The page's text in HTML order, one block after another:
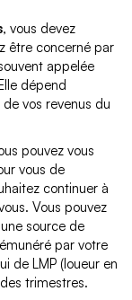
, vous devez
être concerné par
appelée
dépend
vos revenus du
pouvez vous
vous de
continuer à
Vous pouvez
source de
par votre
de LMP (loueur en
trimestres.